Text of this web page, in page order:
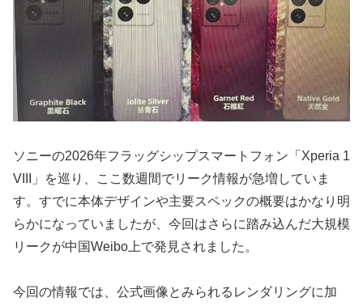
ソニーの2026年フラッグシップスマートフォン「Xperia 1
VIII」を巡り、ここ数週間でリーク情報が急増していま
す。すでに本体デザインや主要スペックの概要はかなり明
らかになっていましたが、今回はさらに踏み込んだ大規模
リークが中国Weibo上で発見されました。
今回の情報では、公式画像とみられるレンダリングに加